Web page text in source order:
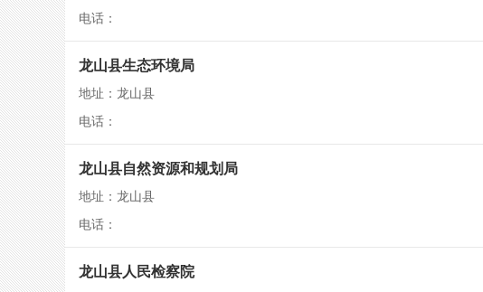
电话：
龙山县生态环境局
地址：龙山县
电话：
龙山县自然资源和规划局
地址：龙山县
电话：
龙山县人民检察院